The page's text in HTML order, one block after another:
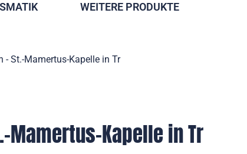
WEITERE PRODUKTE
- St.-Mamertus-Kapelle in Tr
Mamertus-Kapelle in Tr